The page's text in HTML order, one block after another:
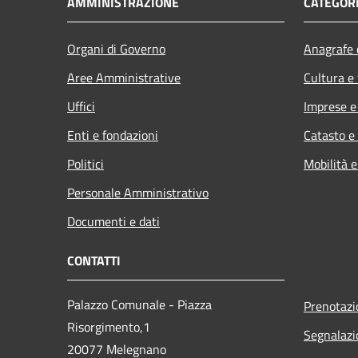
Organi di Governo
Aree Amministrative
Uffici
Enti e fondazioni
Politici
Personale Amministrativo
Documenti e dati
Cultura
Imprese
Catasto
Mobilità
CONTATTI
Palazzo Comunale - Piazza
Risorgimento,1
20077 Melegnano